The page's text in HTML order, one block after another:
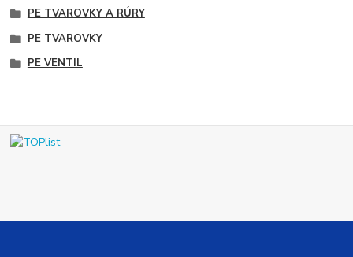
PE TVAROVKY A RÚRY
PE TVAROVKY
PE VENTIL